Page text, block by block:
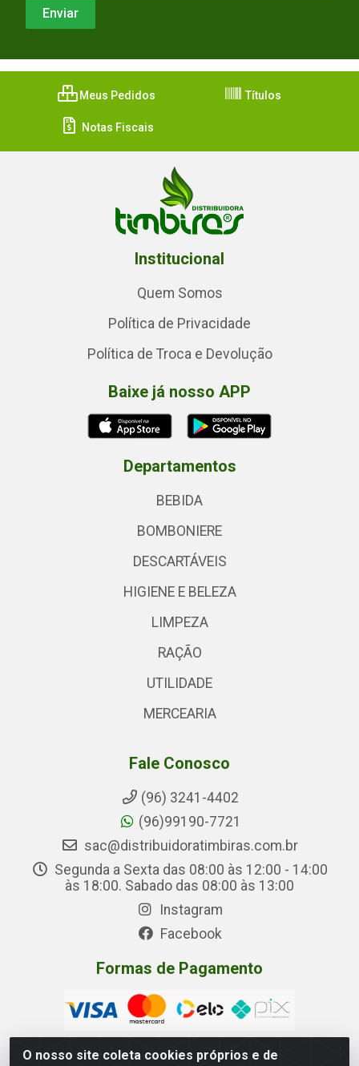
O nosso site coleta cookies próprios e de
Meus Pedidos Títulos
Notas Fiscais
Institucional
Quem Somos
Política de Privacidade
Política de Troca e Devolução
Baixe já nosso APP
Departamentos
BEBIDA
BOMBONIERE
DESCARTÁVEIS
HIGIENE E BELEZA
LIMPEZA
RAÇÃO
UTILIDADE
MERCEARIA
Fale Conosco
(96) 3241-4402
(96)99190-7721
sac@distribuidoratimbiras.com.br
Segunda a Sexta das 08:00 às 12:00 - 14:00
às 18:00. Sabado das 08:00 às 13:00
Instagram
Facebook
Formas de Pagamento